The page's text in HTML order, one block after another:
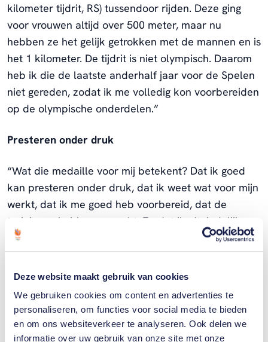
Deze website maakt gebruik van cookies
We gebruiken cookies om content en advertenties te
personaliseren, om functies voor social media te bieden
en om ons websiteverkeer te analyseren. Ook delen we
informatie over uw gebruik van onze site met onze
kilometer tijdrit, RS) tussendoor rijden. Deze ging
voor vrouwen altijd over 500 meter, maar nu
hebben ze het gelijk getrokken met de mannen en is
het 1 kilometer. De tijdrit is niet olympisch. Daarom
heb ik die de laatste anderhalf jaar voor de Spelen
niet gereden, zodat ik me volledig kon voorbereiden
op de olympische onderdelen.”
Presteren onder druk
“Wat die medaille voor mij betekent? Dat ik goed
kan presteren onder druk, dat ik weet wat voor mijn
werkt, dat ik me goed heb voorbereid, dat de
trainingen hebben gewerkt. En dat ik uiteindelijk
gewoon supertrots mag zijn. Ik keek laatst een keer
die keirin terug. Mijn vriend zette het aan op tv. Als
ik dan naar mezelf kijk denk ik: zo, je maakt ook
moet wel je hoofd koel houden. Je moet niet de
gedachte de overhand laten nemen van: ik sta nu in
de finale van de Spelen, ik moet het nu doen. De